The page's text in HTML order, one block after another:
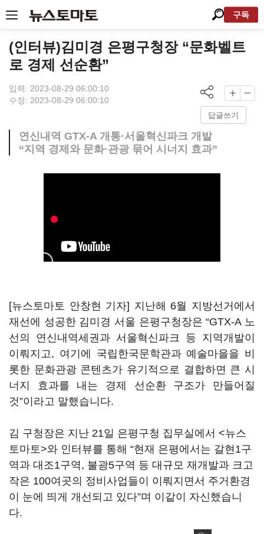
구독
(인터뷰)김미경 은평구청장 “문화벨트
로 경제 선순환”
입력: 2023-08-29 06:00:10
수정: 2023-08-29 06:00:10
답글쓰기
연신내역 GTX-A 개통·서울혁신파크 개발
“지역 경제와 문화·관광 묶어 시너지 효과”
[뉴스토마토 안창현 기자] 지난해 6월 지방선거에서
재선에 성공한 김미경 서울 은평구청장은 “GTX-A 노
선의 연신내역세권과 서울혁신파크 등 지역개발이
이뤄지고, 여기에 국립한국문학관과 예술마을을 비
롯한 문화관광 콘텐츠가 유기적으로 결합하면 큰 시
너지 효과를 내는 경제 선순환 구조가 만들어질
것”이라고 말했습니다.
김 구청장은 지난 21일 은평구청 집무실에서 <뉴스
토마토>와 인터뷰를 통해 “현재 은평에서는 갈현1구
역과 대조1구역, 불광5구역 등 대규모 재개발과 크고
작은 100여곳의 정비사업들이 이뤄지면서 주거환경
이 눈에 띄게 개선되고 있다”며 이같이 자신했습니
다.